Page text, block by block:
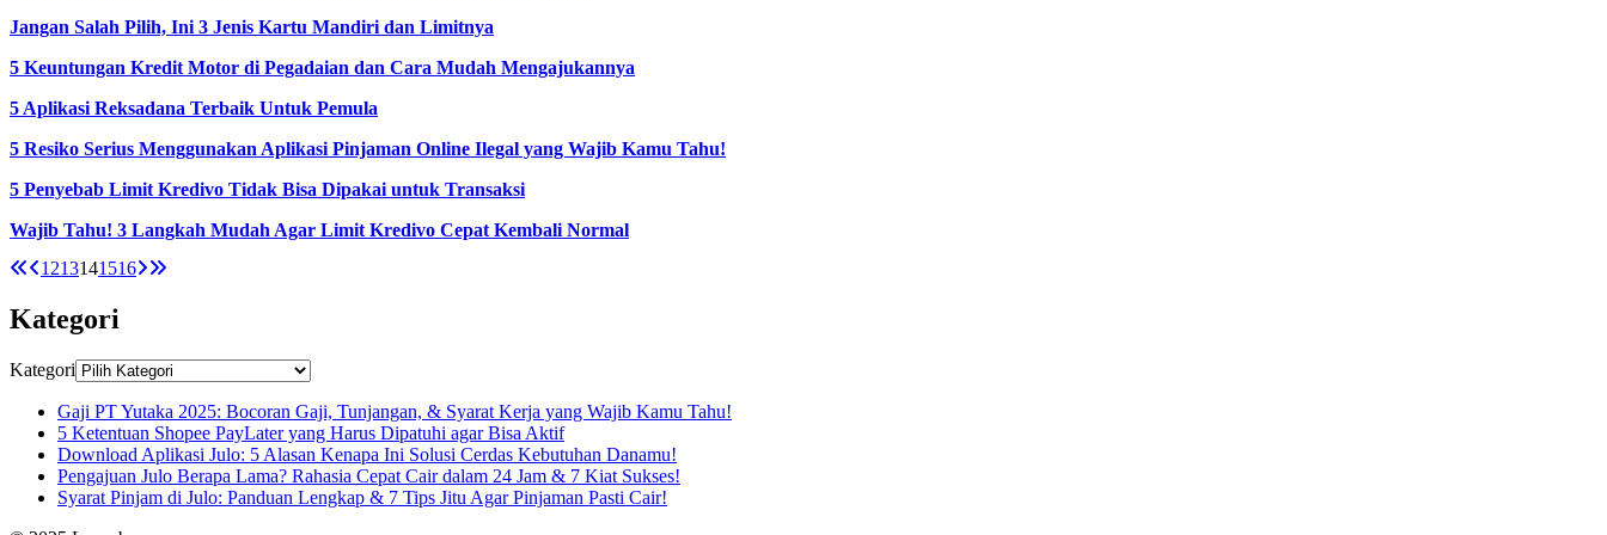
Jangan Salah Pilih, Ini 3 Jenis Kartu Mandiri dan Limitnya
5 Keuntungan Kredit Motor di Pegadaian dan Cara Mudah Mengajukannya
5 Aplikasi Reksadana Terbaik Untuk Pemula
5 Resiko Serius Menggunakan Aplikasi Pinjaman Online Ilegal yang Wajib Kamu Tahu!
5 Penyebab Limit Kredivo Tidak Bisa Dipakai untuk Transaksi
Wajib Tahu! 3 Langkah Mudah Agar Limit Kredivo Cepat Kembali Normal
1213141516
Kategori
Kategori
Gaji PT Yutaka 2025: Bocoran Gaji, Tunjangan, & Syarat Kerja yang Wajib Kamu Tahu!
5 Ketentuan Shopee PayLater yang Harus Dipatuhi agar Bisa Aktif
Download Aplikasi Julo: 5 Alasan Kenapa Ini Solusi Cerdas Kebutuhan Danamu!
Pengajuan Julo Berapa Lama? Rahasia Cepat Cair dalam 24 Jam & 7 Kiat Sukses!
Syarat Pinjam di Julo: Panduan Lengkap & 7 Tips Jitu Agar Pinjaman Pasti Cair!